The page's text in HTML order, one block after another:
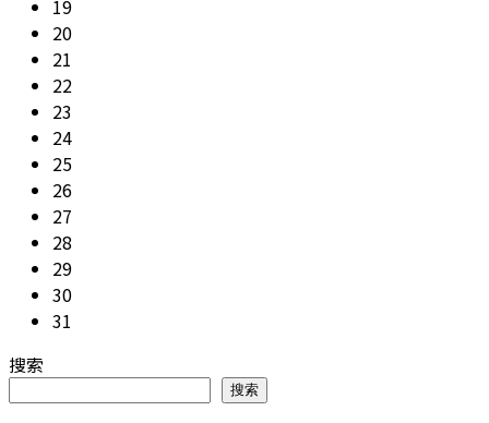
19
20
21
22
23
24
25
26
27
28
29
30
31
搜索
搜索